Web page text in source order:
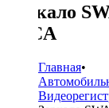
Зеркало
2RCA
Главная•